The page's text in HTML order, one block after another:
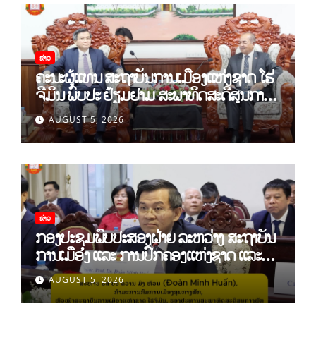
ຂ່າວ
ຄະນະຜູ້ແທນ ສະຖາບັນການເມືອງແຫ່ງຊາດ ໂຮ່
ຈີມິນ ພົບປະ ຢ້ຽມຢາມ ສະພາທິດສະດີສູນກາງ
ພັກAUGUST 5, 2026
ຂ່າວ
ກອງປະຊຸມພົບປະສອງຝ່າຍ ລະຫວ່າງ ສະຖາບັນ
ການເມືອງ ແລະ ການປົກຄອງແຫ່ງຊາດ ແລະ
ສະຖາບັນການເມືອງແຫ່ງຊາດ ໂຮ່ຈີມິນ ສສ
ຫວຽດນາມ
AUGUST 5, 2026